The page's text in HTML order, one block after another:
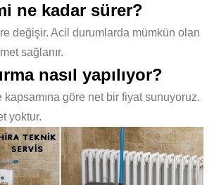
ne kadar sürer?
değişir. Acil durumlarda mümkün olan
sağlanır.
nasıl yapılıyor?
kapsamına göre net bir fiyat sunuyoruz.
yoktur.